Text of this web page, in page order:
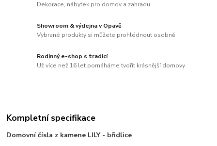
Dekorace, nábytek pro domov a zahradu
Showroom & výdejna v Opavě
Vybrané produkty si můžete prohlédnout osobně.
Rodinný e-shop s tradicí
Už více než 16 let pomáháme tvořit krásnější domovy
Kompletní specifikace
Domovní čísla z kamene LILY - břidlice